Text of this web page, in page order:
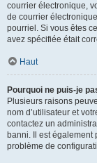
courrier électronique,
de courrier
pourriel. Si vous êtes
avez spécifiée était
Haut
Pourquoi ne puis-je
Plusieurs raisons
nom d’utilisateur et
contactez un
banni. Il est également
problème de